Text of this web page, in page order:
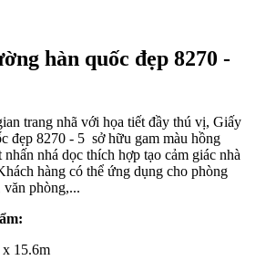
hàn quốc đẹp 8270 -
trang nhã với họa tiết đầy thú vị, Giấy
đẹp 8270 - 5 sở hữu gam màu hồng
nhá dọc thích hợp tạo cảm giác nhà
hàng có thể ứng dụng cho phòng
phòng,...
15.6m